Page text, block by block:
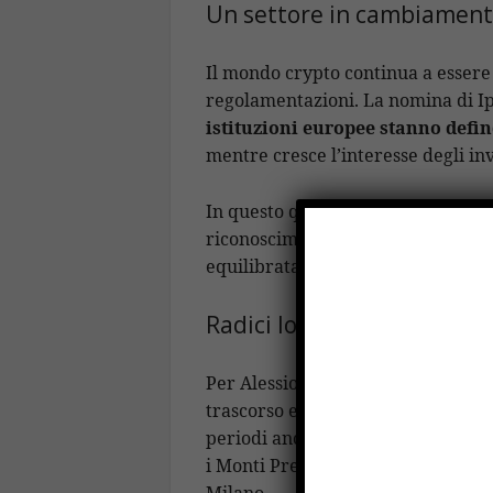
Un settore in
Il mondo crypto continua a
regolamentazioni. La nomina di
istituzioni europee stanno
mentre cresce l’interesse degli
In questo quadro, la figura di un
riconoscimenti internazionali
equilibrata, che unisce
Radici locali e visione
Per Alessio Ippolito il legame con
trascorso e continua a
periodi anche a
,
i Monti Prenestini, pur avendo